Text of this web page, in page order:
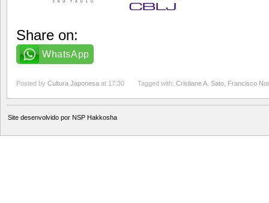
Share on:
WhatsApp
Posted by Cultura Japonesa at 17:30 Tagged with: Cristiane A. Sato Francisco
Site desenvolvido por NSP Hakkosha